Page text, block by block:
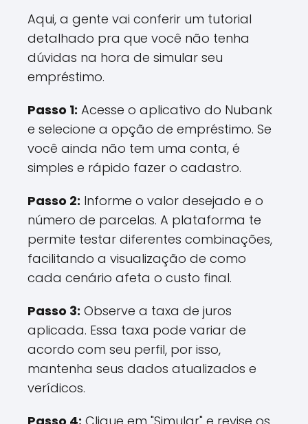
Aqui, a gente vai conferir um tutorial
detalhado pra que você não tenha
dúvidas na hora de simular seu
empréstimo.
Passo 1: Acesse o aplicativo do Nubank
e selecione a opção de empréstimo. Se
você ainda não tem uma conta, é
simples e rápido fazer o cadastro.
Passo 2: Informe o valor desejado e o
número de parcelas. A plataforma te
permite testar diferentes combinações,
facilitando a visualização de como
cada cenário afeta o custo final.
Passo 3: Observe a taxa de juros
aplicada. Essa taxa pode variar de
acordo com seu perfil, por isso,
mantenha seus dados atualizados e
verídicos.